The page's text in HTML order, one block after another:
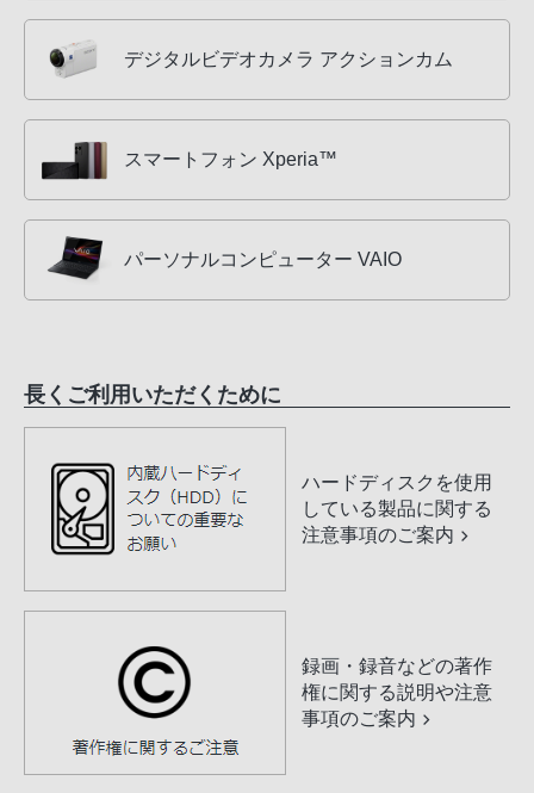
デジタルビデオカメラ アクションカム
スマートフォン Xperia™
パーソナルコンピューター VAIO
長くご利用いただくために
ハードディスクを使用
している製品に関する
注意事項のご案内
録画・録音などの著作
権に関する説明や注意
事項のご案内